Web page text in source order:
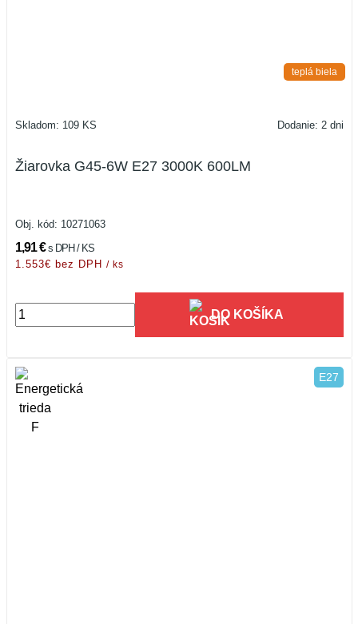
teplá biela
Skladom: 109 KS Dodanie: 2 dni
Žiarovka G45-6W E27 3000K 600LM
Obj. kód: 10271063
1,91 €s DPH / KS
1.553€ bez DPH / ks
DO KOŠÍKA
E27